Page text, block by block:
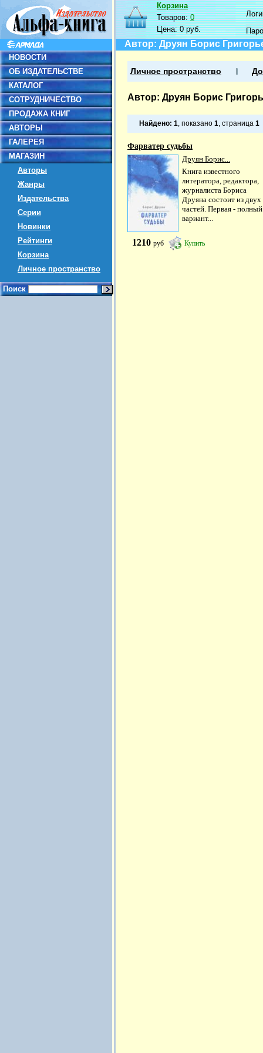
НОВОСТИ
ОБ ИЗДАТЕЛЬСТВЕ
КАТАЛОГ
СОТРУДНИЧЕСТВО
ПРОДАЖА КНИГ
АВТОРЫ
ГАЛЕРЕЯ
МАГАЗИН
Авторы
Жанры
Издательства
Серии
Новинки
Рейтинги
Корзина
Личное пространство
Поиск
Корзина
Товаров:0
Цена:0 руб.
Автор: Друян Борис
Личное пространство
Автор: Друян Борис
Найдено: 1, показано 1, страница 1
Фарватер судьбы
Друян Борис...
Книга известного
литератора, редактора,
журналиста Бориса
Друяна состоит из двух
частей. Первая - полный
вариант...
1210 руб Купить